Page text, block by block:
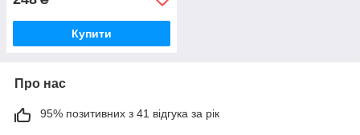
Купити
Про нас
95% позитивних з 41 відгука за рік